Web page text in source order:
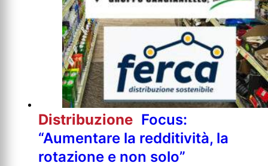
Distribuzione Focus:
“Aumentare la redditività, la
rotazione e non solo”